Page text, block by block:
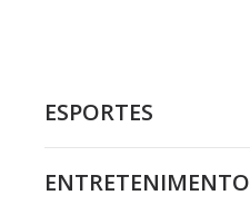
ESPORTES
ENTRETENIMENTO